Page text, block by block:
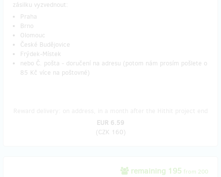
zásilku vyzvednout:
Praha
Brno
Olomouc
České Budějovice
Frýdek-Místek
nebo Č. pošta - doručení na adresu (potom nám prosím pošlete o
85 Kč více na poštovné)
EUR 6.59
(CZK 160)
remaining 195 from 200